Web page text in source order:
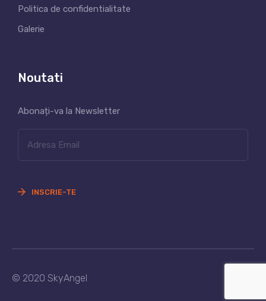
Politica de confidentialitate
Galerie
Noutati
Abonați-va la Newsletter
INSCRIE-TE
© 2020 SkyAngel